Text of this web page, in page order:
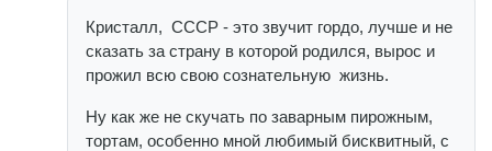
Кристалл, СССР - это звучит гордо, лучше и не
сказать за страну в которой родился, вырос и
прожил всю свою сознательную жизнь.
Ну как же не скучать по заварным пирожным,
тортам, особенно мной любимый бисквитный, с